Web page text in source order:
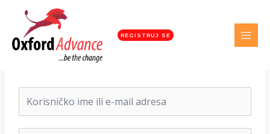
REGISTRUJ SE
Dobrodošli nazad!